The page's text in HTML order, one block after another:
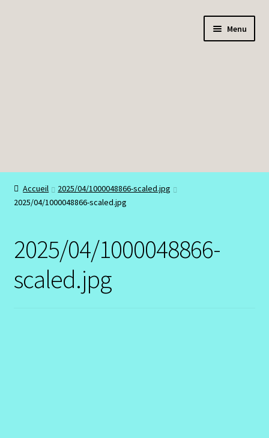
Menu
Boutique
Bracelets
Mon compte
Accueil
2025/04/1000048866-scaled.jpg
2025/04/1000048866-scaled.jpg
2025/04/1000048866-
scaled.jpg